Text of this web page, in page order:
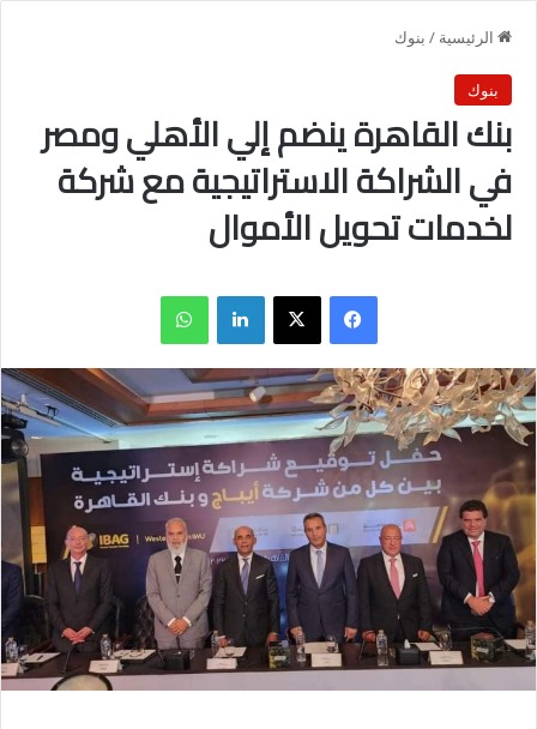
الرئيسية / بنوك
بنوك
بنك القاهرة ينضم إلي الأهلي ومصر
في الشراكة الاستراتيجية مع شركة
لخدمات تحويل الأموال
فيسبوك X لينكدإن